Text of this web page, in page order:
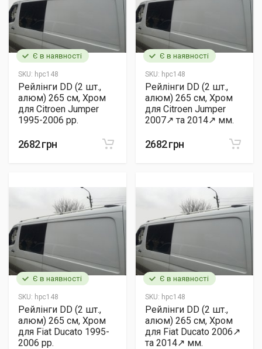
Є в наявності
SKU: hpc148
Рейлінги DD (2 шт.,
алюм) 265 см, Хром
для Citroen Jumper
1995-2006 рр.
2682 грн
Є в наявності
SKU: hpc148
Рейлінги DD (2 шт.,
алюм) 265 см, Хром
для Citroen Jumper
2007↗ та 2014↗ мм.
2682 грн
Є в наявності
SKU: hpc148
Рейлінги DD (2 шт.,
алюм) 265 см, Хром
для Fiat Ducato 1995-
2006 рр.
Є в наявності
SKU: hpc148
Рейлінги DD (2 шт.,
алюм) 265 см, Хром
для Fiat Ducato 2006↗
та 2014↗ мм.